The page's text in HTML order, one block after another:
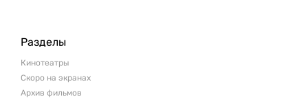
Разделы
Кинотеатры
Скоро на экранах
Архив фильмов